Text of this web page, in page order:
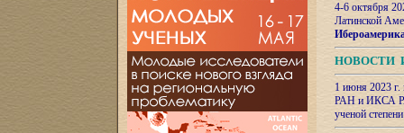
4-6 октября
Латинской
НОВОСТИ
1 июня 2023
РАН и ИКСА
ученой